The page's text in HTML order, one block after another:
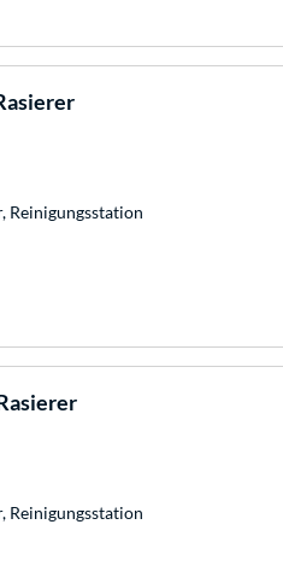
Reinigungsstation
Reinigungsstation